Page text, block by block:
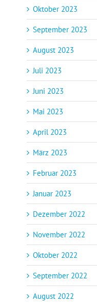
Oktober 2023
September 2023
August 2023
Juli 2023
Juni 2023
Mai 2023
April 2023
März 2023
Februar 2023
Januar 2023
Dezember 2022
November 2022
Oktober 2022
September 2022
August 2022